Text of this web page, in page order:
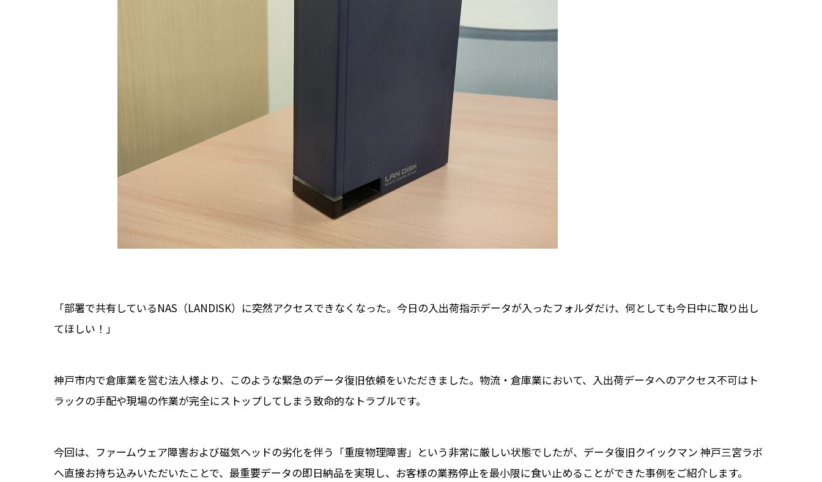
「部署で共有しているNAS（LANDISK）に突然アクセスできなくなった。今日の入出荷指示データが入ったフォルダだけ、何としても今日中に取り出し
てほしい！」
神戸市内で倉庫業を営む法人様より、このような緊急のデータ復旧依頼をいただきました。物流・倉庫業において、入出荷データへのアクセス不可はト
ラックの手配や現場の作業が完全にストップしてしまう致命的なトラブルです。
今回は、 ファームウェア障害および磁気ヘッドの劣化を伴う「重度物理障害」 という非常に厳しい状態でしたが、データ復旧クイックマン 神戸三宮ラボ
へ直接お持ち込みいただいたことで、 最重要データの即日納品を実現し、お客様の業務停止を最小限に食い止めることができた事例をご紹介します。